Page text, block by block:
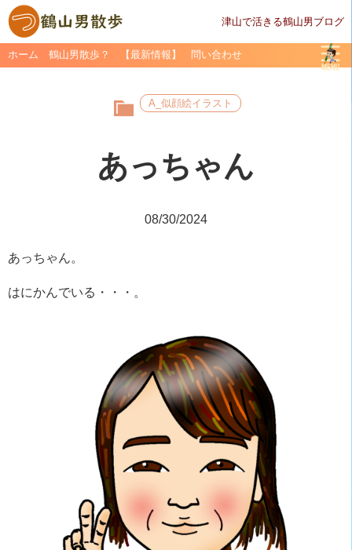
津山で活きる鶴山男ブログ
ホーム 鶴山男散歩？ 【最新情報】 問い合わせ
A_似顔絵イラスト
あっちゃん
08/30/2024
あっちゃん。
はにかんでいる・・・。